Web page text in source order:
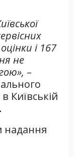
і 167
не
–
Київській
надання